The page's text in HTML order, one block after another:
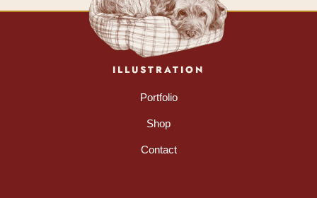
ILLUSTRATION
Portfolio
Shop
Contact